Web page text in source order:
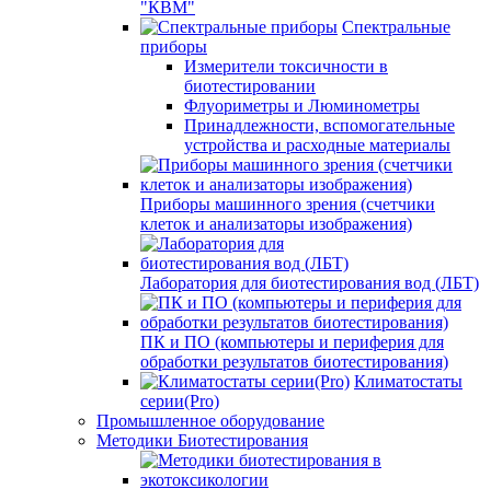
"КВМ"
Спектральные
приборы
Измерители токсичности в
биотестировании
Флуориметры и Люминометры
Принадлежности, вспомогательные
устройства и расходные материалы
Приборы машинного зрения (счетчики
клеток и анализаторы изображения)
Лаборатория для биотестирования вод (ЛБТ)
ПК и ПО (компьютеры и периферия для
обработки результатов биотестирования)
Климатостаты
серии(Pro)
Промышленное оборудование
Методики Биотестирования